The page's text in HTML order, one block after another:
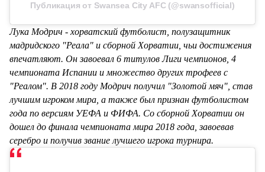
Публикация от Swansea City AFC (@swansofficial)
Лука Модрич - хорватский футболист, полузащитник
мадридского "Реала" и сборной Хорватии, чьи достижения
впечатляют. Он завоевал 6 титулов Лиги чемпионов, 4
чемпионата Испании и множество других трофеев с
"Реалом". В 2018 году Модрич получил "Золотой мяч", став
лучшим игроком мира, а также был признан футболистом
года по версиям УЕФА и ФИФА. Со сборной Хорватии он
дошел до финала чемпионата мира 2018 года, завоевав
серебро и получив звание лучшего игрока турнира.